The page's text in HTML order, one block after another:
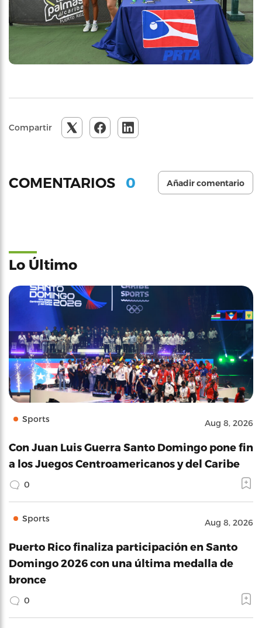
Compartir
COMENTARIOS 0 Añadir comentario
Lo Último
Sports Aug 8, 2026
Con Juan Luis Guerra Santo Domingo pone fin
a los Juegos Centroamericanos y del Caribe
0
Sports Aug 8, 2026
Puerto Rico finaliza participación en Santo
Domingo 2026 con una última medalla de
bronce
0